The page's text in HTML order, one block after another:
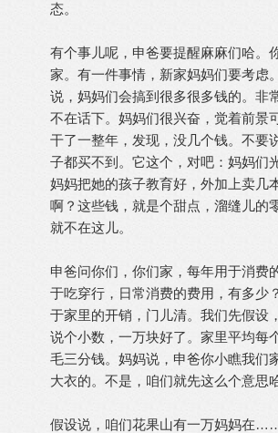
态。
有个事儿呢，申爸要提醒麻麻们哈。
家。有一件事情，新家妈妈们要考虑
说，妈妈们会搞到很多很多钱的。非
不在话下。妈妈们很兴奋，觉着前景
干了一整年，发现，没几个钱。不要
子都买不到。它这个，对吧：妈妈们
妈妈把她的孩子教育好，外加上卖几
啊？这些钱，就是个甜点，溜缝儿的
就不在这儿。
申爸问你们，你们家，每年用于消费
于吃穿行，日常消费的费用，有多少
于家里的开销，门儿清。我们先假设
说个小数，一万块好了。家里平均每
毛三分钱。妈妈说，申爸你小瞧我们
大衣的。不是，咱们就先这么个意思哈
假设说，咱们花果山有一万妈妈在